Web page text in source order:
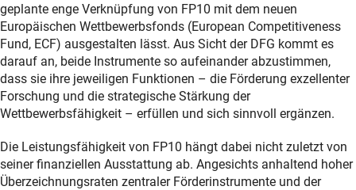
geplante enge Verknüpfung von FP10 mit dem neuen
Europäischen Wettbewerbsfonds (European Competitiveness
Fund, ECF) ausgestalten lässt. Aus Sicht der DFG kommt es
darauf an, beide Instrumente so aufeinander abzustimmen,
dass sie ihre jeweiligen Funktionen – die Förderung exzellenter
Forschung und die strategische Stärkung der
Wettbewerbsfähigkeit – erfüllen und sich sinnvoll ergänzen.
Die Leistungsfähigkeit von FP10 hängt dabei nicht zuletzt von
seiner finanziellen Ausstattung ab. Angesichts anhaltend hoher
Überzeichnungsraten zentraler Förderinstrumente und der